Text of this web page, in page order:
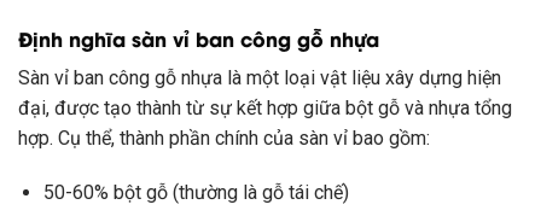
Định nghĩa sàn vỉ ban công gỗ nhựa
Sàn vỉ ban công gỗ nhựa là một loại vật liệu xây dựng hiện
đại, được tạo thành từ sự kết hợp giữa bột gỗ và nhựa tổng
hợp. Cụ thể, thành phần chính của sàn vỉ bao gồm:
50-60% bột gỗ (thường là gỗ tái chế)